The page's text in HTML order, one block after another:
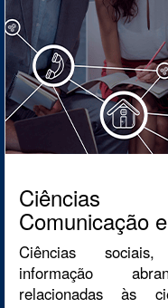
Comunicação
Ciências
informação
relacionadas às